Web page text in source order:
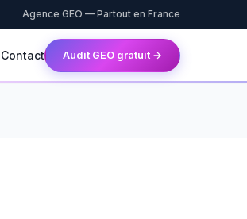
Agence GEO — Partout en France
Contact Audit GEO gratuit →